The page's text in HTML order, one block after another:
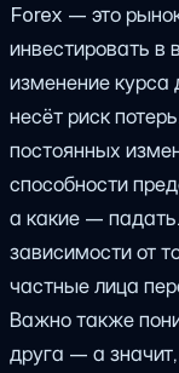
Forex — это
инвестировать
изменение курса
несёт риск
постоянных
способности
а какие —
зависимости от
частные лица
Важно также
друга — а